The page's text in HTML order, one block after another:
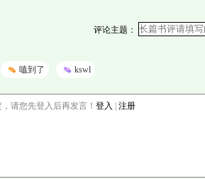
评论主题：
嗑到了 kswl
请您先登入后再发言！ 登入 | 注册